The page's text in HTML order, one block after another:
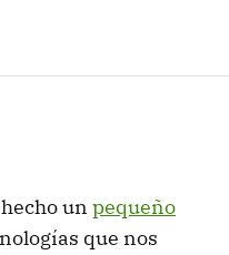
un pequeño
que nos